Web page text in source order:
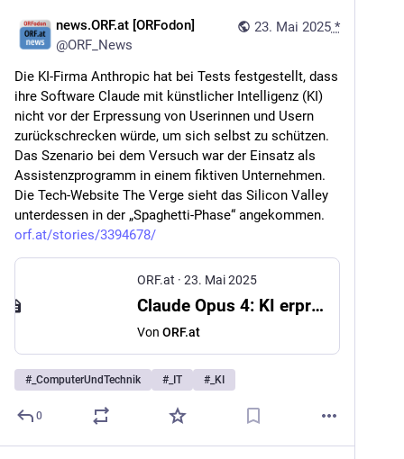
23. Mai 2025 *
news.ORF.at [ORFodon]
@ORF_News
Die KI-Firma Anthropic hat bei Tests festgestellt, dass
ihre Software Claude mit künstlicher Intelligenz (KI)
nicht vor der Erpressung von Userinnen und Usern
zurückschrecken würde, um sich selbst zu schützen.
Das Szenario bei dem Versuch war der Einsatz als
Assistenzprogramm in einem fiktiven Unternehmen.
Die Tech-Website The Verge sieht das Silicon Valley
unterdessen in der „Spaghetti-Phase“ angekommen.
orf.at/stories/3394678/
ORF.at · 23. Mai 2025
Claude Opus 4: KI erpresste User, um sich zu schützen
Von ORF.at
# _ComputerUndTechnik # _IT # _KI
0